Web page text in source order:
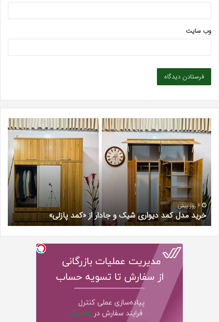
وب‌ سایت
خرید
مدل
دیواری
شیک
جادار
از
«کمد
پازلی»
6 روز پیش
خرید مدل کمد دیواری شیک و جادار از «کمد پازلی»
در